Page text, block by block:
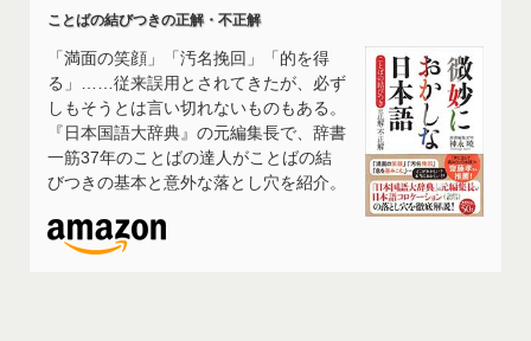
ことばの結びつきの正解・不正解
「満面の笑顔」「汚名挽回」「的を得
る」……従来誤用とされてきたが、必ず
しもそうとは言い切れないものもある。
『日本国語大辞典』の元編集長で、辞書
一筋37年のことばの達人がことばの結
びつきの基本と意外な落とし穴を紹介。